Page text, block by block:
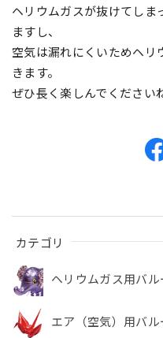
カテゴリ
ヘリウムガス用バル
エア（空気）用バル
ヘリウムガスが抜けてしま
ますし、
空気は漏れにくいためヘリ
きます。
ぜひ長く楽しんでください